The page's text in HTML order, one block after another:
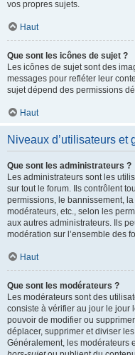
vos propres sujets.
Haut
Que sont les icônes de sujet ?
Les icônes de sujet sont des
messages pour refléter leur
sujet dépend des permissions
Haut
Niveaux d’utilisateurs et
Que sont les administrateurs ?
Les administrateurs sont les
sur tout le forum. Ils contrôlent
permissions, le bannissement,
modérateurs, etc., selon les
aux autres administrateurs. Ils
modération sur l’ensemble des
Haut
Que sont les modérateurs ?
Les modérateurs sont des
consiste à vérifier au jour le jour
pouvoir de modifier ou
déplacer, supprimer et diviser
Généralement, les modérateurs